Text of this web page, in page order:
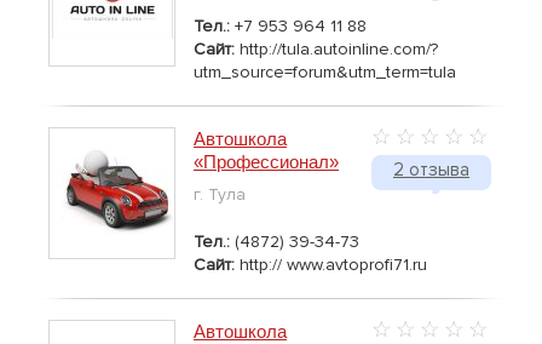
Тел.: +7 953 964 11 88
Сайт: http://tula.autoinline.com/?
utm_source=forum&utm_term=tula
2 отзыва
Автошкола
«Профессионал»
г. Тула
Тел.: (4872) 39-34-73
Сайт: http:// www.avtoprofi71.ru
Автошкола